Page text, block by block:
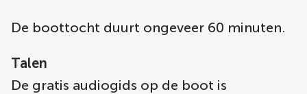
De boottocht duurt ongeveer 60 minuten.
Talen
De gratis audiogids op de boot is